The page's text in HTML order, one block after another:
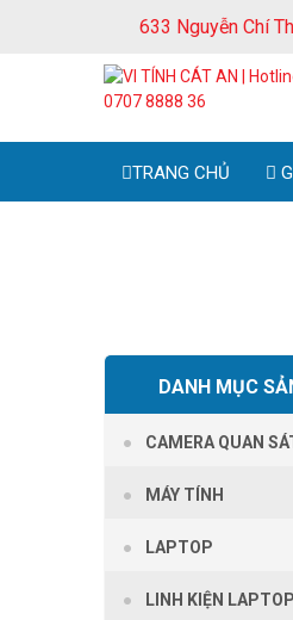
633 Nguyễn Chí
TRANG CHỦ
DANH MỤC
CAMERA QUAN
MÁY TÍNH
LAPTOP
LINH KIỆN LAPTOP